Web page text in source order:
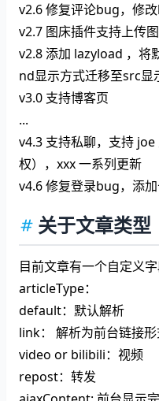
v2.6 修复评论bug，修
v2.7 图床插件支持上传
v2.8 添加 lazyload ，
nd显示方式迁移至src显
v3.0 支持博客页
...
v4.3 支持私聊，支持
权），xxx 一系列更新
v4.6 修复登录bug，添加
关于文章类型
目前文章有一个自定义字
articleType：
default：默认解析
link： 解析为前台链接
video or bilibili：视频
repost：转发